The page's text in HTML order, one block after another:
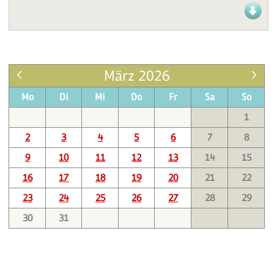
März 2026
Mo Di Mi Do Fr Sa
So
1
2
3 4 5 6 7
8
9
10 11 12 13 14
15
16
17 18 19 20 21
22
23
24 25 26 27 28
29
30
31